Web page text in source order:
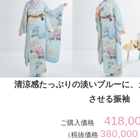
清涼感たっぷりの淡いブルーに
させる振袖
ご購入価格
（税抜価格 380,000